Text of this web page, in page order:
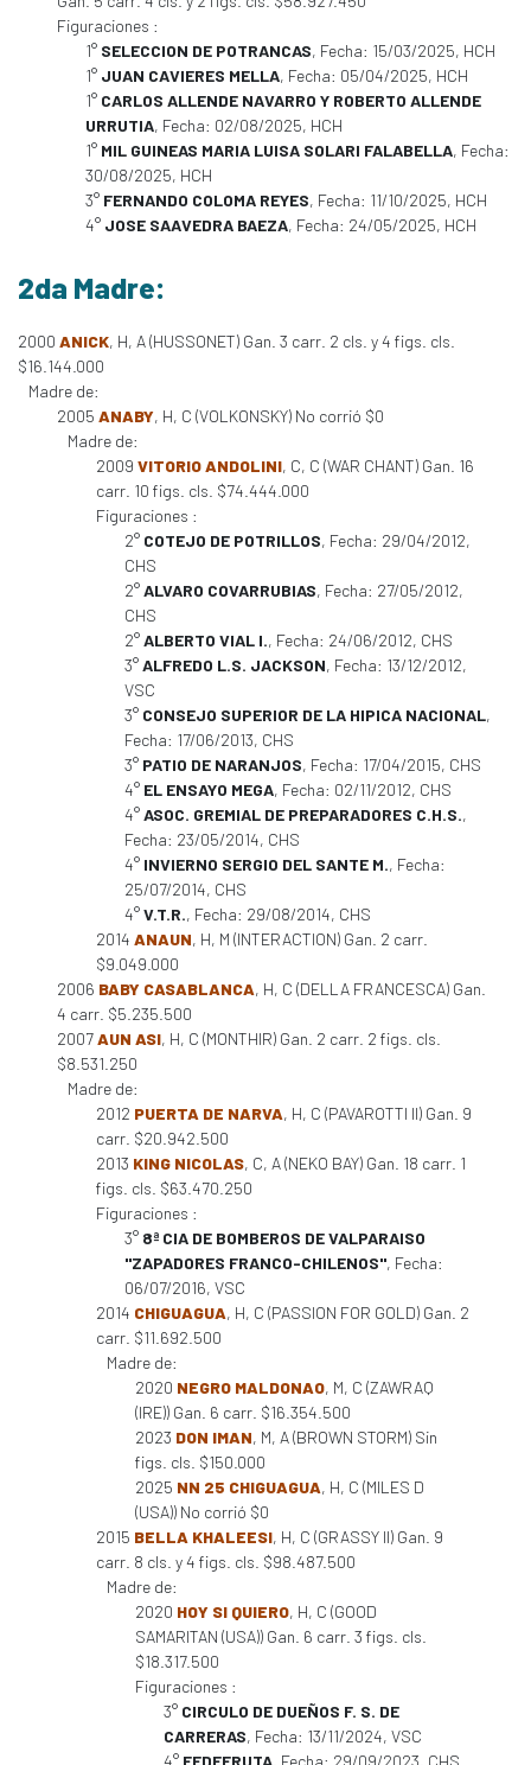
Figuraciones :
1° SELECCION DE POTRANCAS, Fecha: 15/03/2025, HCH
1° JUAN CAVIERES MELLA, Fecha: 05/04/2025, HCH
1° CARLOS ALLENDE NAVARRO Y ROBERTO ALLENDE
URRUTIA, Fecha: 02/08/2025, HCH
1° MIL GUINEAS MARIA LUISA SOLARI FALABELLA, Fecha:
30/08/2025, HCH
3° FERNANDO COLOMA REYES, Fecha: 11/10/2025, HCH
4° JOSE SAAVEDRA BAEZA, Fecha: 24/05/2025, HCH
2da Madre:
2000 ANICK, H, A (HUSSONET) Gan. 3 carr. 2 cls. y 4 figs. cls.
$16.144.000
Madre de:
2005 ANABY, H, C (VOLKONSKY) No corrió $0
Madre de:
2009 VITORIO ANDOLINI, C, C (WAR CHANT) Gan. 16
carr. 10 figs. cls. $74.444.000
Figuraciones :
2° COTEJO DE POTRILLOS, Fecha: 29/04/2012,
CHS
2°ALVARO COVARRUBIAS, Fecha: 27/05/2012,
CHS
2°ALBERTO VIAL I., Fecha: 24/06/2012, CHS
3°ALFREDO L.S. JACKSON, Fecha: 13/12/2012,
VSC
3° CONSEJO SUPERIOR DE LA HIPICA NACIONAL,
Fecha: 17/06/2013, CHS
3° PATIO DE NARANJOS, Fecha: 17/04/2015, CHS
4° EL ENSAYO MEGA, Fecha: 02/11/2012, CHS
4°ASOC. GREMIAL DE PREPARADORES C.H.S.,
Fecha: 23/05/2014, CHS
4° INVIERNO SERGIO DEL SANTE M., Fecha:
25/07/2014, CHS
4°V.T.R., Fecha: 29/08/2014, CHS
2014 ANAUN, H, M (INTERACTION) Gan. 2 carr.
$9.049.000
2006 BABY CASABLANCA, H, C (DELLA FRANCESCA) Gan.
4 carr. $5.235.500
2007AUN ASI, H, C (MONTHIR) Gan. 2 carr. 2 figs. cls.
$8.531.250
Madre de:
2012 PUERTA DE NARVA, H, C (PAVAROTTI II) Gan. 9
carr. $20.942.500
2013 KING NICOLAS, C, A (NEKO BAY) Gan. 18 carr. 1
figs. cls. $63.470.250
Figuraciones :
3° 8ª CIA DE BOMBEROS DE VALPARAISO
"ZAPADORES FRANCO-CHILENOS", Fecha:
06/07/2016, VSC
2014 CHIGUAGUA, H, C (PASSION FOR GOLD) Gan. 2
carr. $11.692.500
Madre de:
2020 NEGRO MALDONAO, M, C (ZAWRAQ
(IRE)) Gan. 6 carr. $16.354.500
2023 DON IMAN, M, A (BROWN STORM) Sin
figs. cls. $150.000
2025 NN 25 CHIGUAGUA, H, C (MILES D
(USA)) No corrió $0
2015 BELLA KHALEESI, H, C (GRASSY II) Gan. 9
carr. 8 cls. y 4 figs. cls. $98.487.500
Madre de:
2020 HOY SI QUIERO, H, C (GOOD
SAMARITAN (USA)) Gan. 6 carr. 3 figs. cls.
$18.317.500
Figuraciones :
3° CIRCULO DE DUEÑOS F. S. DE
CARRERAS, Fecha: 13/11/2024, VSC
4° FEDEFRUTA, Fecha: 29/09/2023, CHS